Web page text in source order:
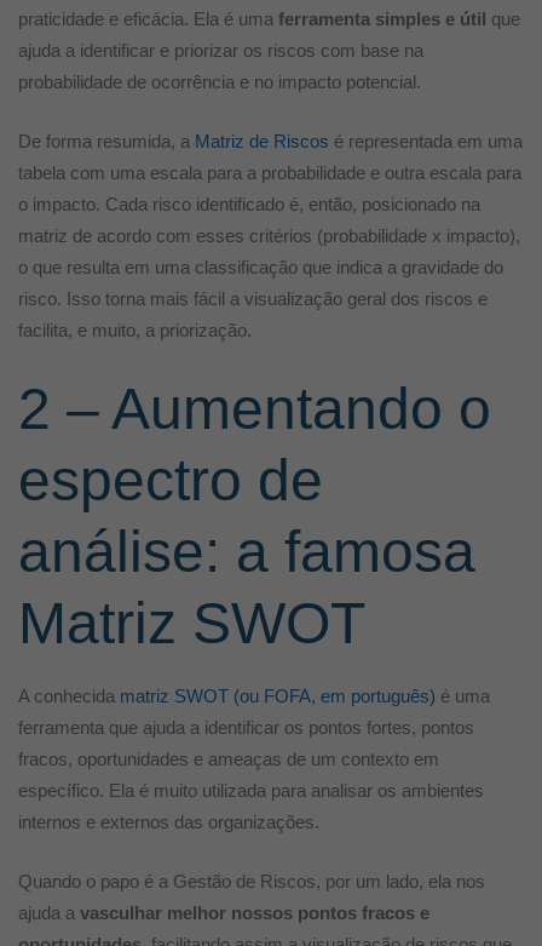
praticidade e eficácia. Ela é uma ferramenta simples e útil que
ajuda a identificar e priorizar os riscos com base na
probabilidade de ocorrência e no impacto potencial.
De forma resumida, a Matriz de Riscos é representada em uma
tabela com uma escala para a probabilidade e outra escala para
o impacto. Cada risco identificado é, então, posicionado na
matriz de acordo com esses critérios (probabilidade x impacto),
o que resulta em uma classificação que indica a gravidade do
risco. Isso torna mais fácil a visualização geral dos riscos e
facilita, e muito, a priorização.
2 – Aumentando o
espectro de
análise: a famosa
Matriz SWOT
A conhecida matriz SWOT (ou FOFA, em português) é uma
ferramenta que ajuda a identificar os pontos fortes, pontos
fracos, oportunidades e ameaças de um contexto em
específico. Ela é muito utilizada para analisar os ambientes
internos e externos das organizações.
Quando o papo é a Gestão de Riscos, por um lado, ela nos
ajuda a vasculhar melhor nossos pontos fracos e